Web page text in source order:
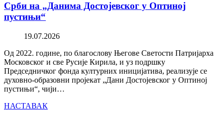
Срби на „Данима Достојевског у Оптиној
пустињи“
19.07.2026
Од 2022. године, по благослову Његове Светости Патријарха
Московског и све Русије Кирила, и уз подршку
Председничког фонда културних иницијатива, реализује се
духовно-образовни пројекат „Дани Достојевског у Оптиној
пустињи“, чији…
НАСТАВАК